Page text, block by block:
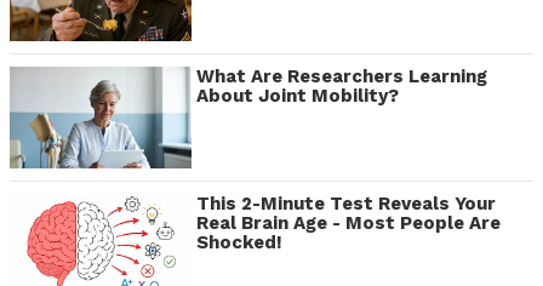
What Are Researchers Learning
About Joint Mobility?
This 2-Minute Test Reveals Your
Real Brain Age - Most People Are
Shocked!